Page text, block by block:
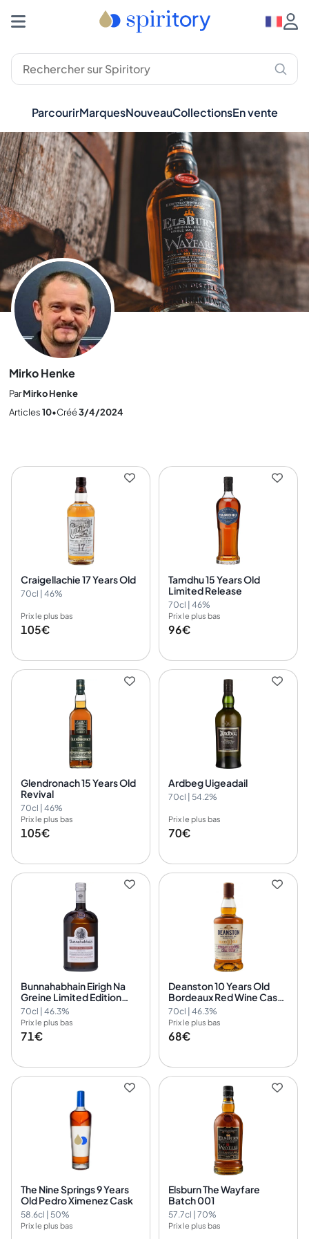
ParcourirMarquesNouveauCollectionsEn vente
Mirko Henke
Par Mirko Henke
Articles10•Créé3/4/2024
Craigellachie 17 Years Old
70cl | 46%
Prix le plus bas
105€
Tamdhu 15 Years Old
Limited Release
70cl | 46%
Prix le plus bas
96€
Glendronach 15 Years Old
Revival
70cl | 46%
Prix le plus bas
105€
Ardbeg Uigeadail
70cl | 54.2%
Prix le plus bas
70€
Bunnahabhain Eirigh Na
Greine Limited Edition
Release
70cl | 46.3%
Prix le plus bas
71€
Deanston 10 Years Old
Bordeaux Red Wine Cask
Finish
70cl | 46.3%
Prix le plus bas
68€
The Nine Springs 9 Years
Old Pedro Ximenez Cask
58.6cl | 50%
Prix le plus bas
Elsburn The Wayfare
Batch 001
57.7cl | 70%
Prix le plus bas